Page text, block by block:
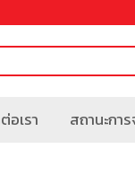
อเรา สถานะกา